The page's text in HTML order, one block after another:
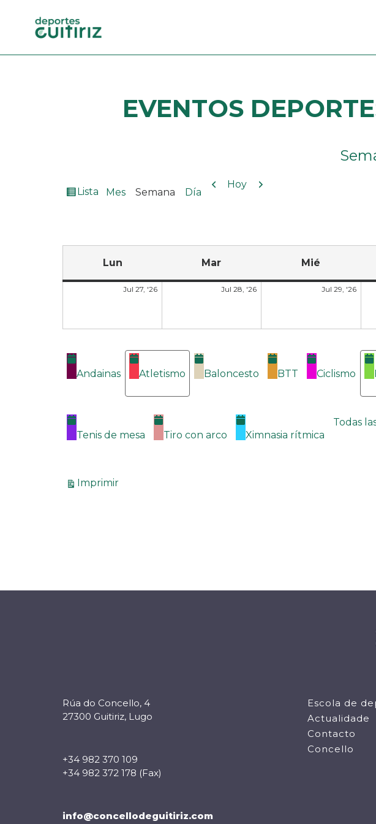
EVENTOS
Ver
Lista Mes Semana Día
Anterior
Hoy Siguiente
Lun Mar Mié
Jul 27, '26 Jul 28, '26 Jul 29, '26
Categorías
Andainas Atletismo Baloncesto BTT Ciclismo
Tenis de mesa Tiro con arco Ximnasia rítmica
Todas
ImprimirVistas
Rúa do Concello, 4
27300 Guitiriz, Lugo
+34 982 370 109
+34 982 372 178 (Fax)
info@concellodeguitiriz.com
Escola de
Actualidade
Contacto
Concello